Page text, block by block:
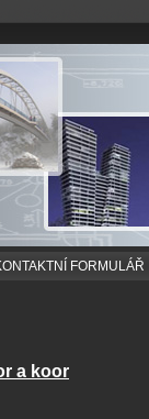
FORMULÁŘ
a koor